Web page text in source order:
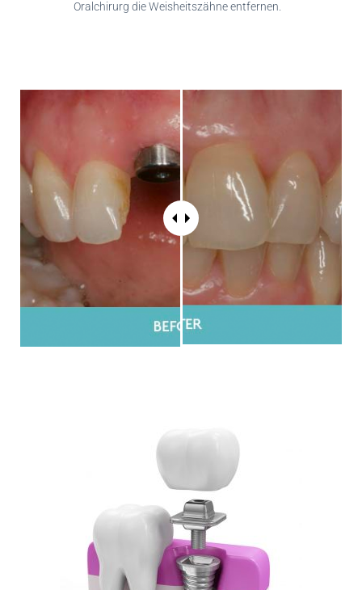
Oralchirurg die Weisheitszähne entfernen.